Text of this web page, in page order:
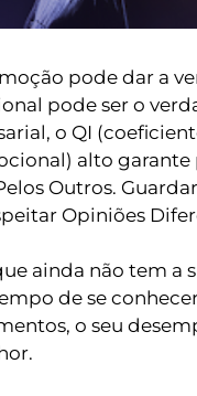
pode dar a
pode ser o
o QI
alto garante
Outros.
Opiniões
ainda não tem
de se
o seu